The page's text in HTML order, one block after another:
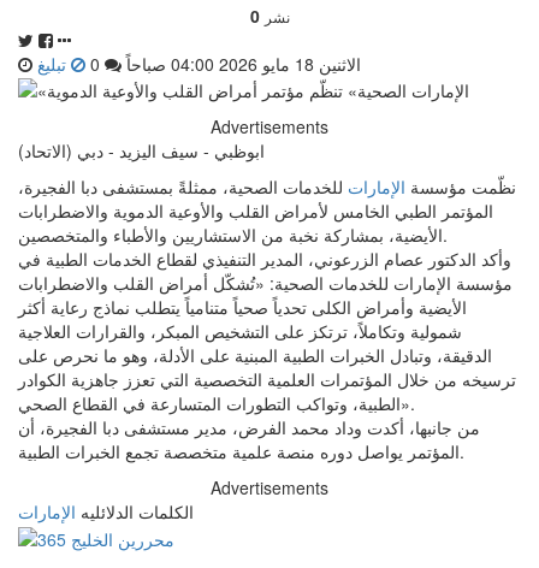
0 نشر
الاثنين 18 مايو 2026 04:00 صباحاً تبليغ
Advertisements
ابوظبي - سيف اليزيد - دبي (الاتحاد)
نظّمت مؤسسة الإمارات للخدمات الصحية، ممثلةً بمستشفى دبا الفجيرة،
المؤتمر الطبي الخامس لأمراض القلب والأوعية الدموية والاضطرابات
الأيضية، بمشاركة نخبة من الاستشاريين والأطباء والمتخصصين.
وأكد الدكتور عصام الزرعوني، المدير التنفيذي لقطاع الخدمات الطبية في
مؤسسة الإمارات للخدمات الصحية: «تُشكّل أمراض القلب والاضطرابات
الأيضية وأمراض الكلى تحدياً صحياً متنامياً يتطلب نماذج رعاية أكثر
شمولية وتكاملاً، ترتكز على التشخيص المبكر، والقرارات العلاجية
الدقيقة، وتبادل الخبرات الطبية المبنية على الأدلة، وهو ما نحرص على
ترسيخه من خلال المؤتمرات العلمية التخصصية التي تعزز جاهزية الكوادر
الطبية، وتواكب التطورات المتسارعة في القطاع الصحي».
من جانبها، أكدت وداد محمد الفرض، مدير مستشفى دبا الفجيرة، أن
المؤتمر يواصل دوره منصة علمية متخصصة تجمع الخبرات الطبية.
Advertisements
الكلمات الدلائليه الإمارات